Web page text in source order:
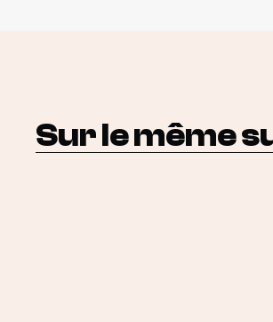
Sur le même